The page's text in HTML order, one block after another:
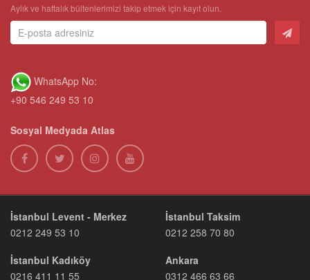
Aylık ve haftalık bültenlerimizi takip etmek için kayıt olun.
WhatsApp No:
+90 546 249 53 10
Sosyal Medyada Atlas
İstanbul Levent - Merkez
0212 249 53 10
İstanbul Taksim
0212 258 70 80
İstanbul Kadıköy
0216 411 11 55
Ankara
0312 466 63 66